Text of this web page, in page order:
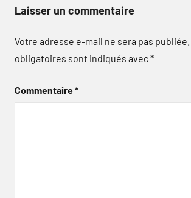
Laisser un commentaire
Votre adresse e-mail ne sera pas publiée.
obligatoires sont indiqués avec*
Commentaire*